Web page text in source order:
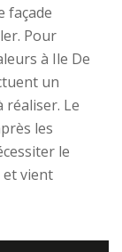
façade
Pour
à Ile De
un
réaliser. Le
les
le
et vient